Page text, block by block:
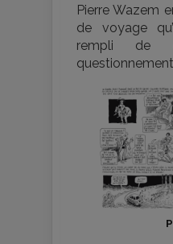
Pierre Wazem
de voyage
rempli de